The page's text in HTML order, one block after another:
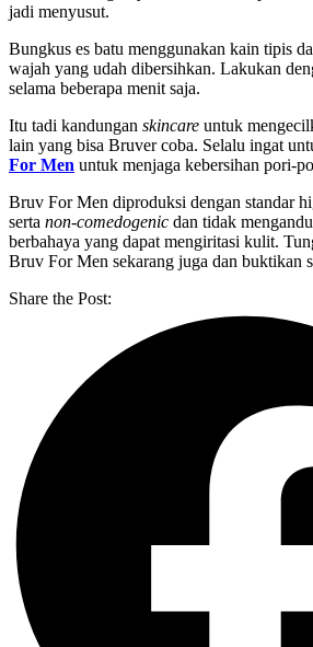
jadi menyusut.
Bungkus es batu menggunakan kain tipis
wajah yang udah dibersihkan. Lakukan
selama beberapa menit saja.
Itu tadi kandungan skincare untuk
lain yang bisa Bruver coba. Selalu ingat
For Men untuk menjaga kebersihan pori-
Bruv For Men diproduksi dengan standar
serta non-comedogenic dan tidak
berbahaya yang dapat mengiritasi kulit.
Bruv For Men sekarang juga dan buktikan
Share the Post: